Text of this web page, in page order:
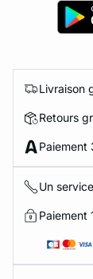
Livraison
Retours
Paiement
Un
Paiement